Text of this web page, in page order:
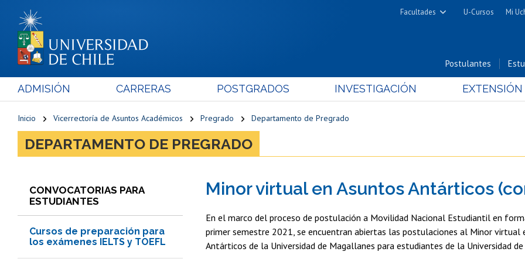
Facultades
Cs. Físicas y Matemáticas
Cs. Químicas y Farmacéuticas
Estudios Avanzados en Educación
Alimentos
U-Cursos Mi
Postulantes
ADMISIÓN CARRERAS POSTGRADOS INVESTIGACIÓN EXTENSIÓN
Inicio Vicerrectoría de Asuntos Académicos Pregrado Departamento de Pregrado
DEPARTAMENTO DE PREGRADO
CONVOCATORIAS PARA
ESTUDIANTES
Cursos de preparación para
los exámenes IELTS y TOEFL
Minor virtual en Asuntos Antárticos
En el marco del proceso de postulación a Movilidad Nacional Estudiantil en
primer semestre 2021, se encuentran abiertas las postulaciones al Minor virtual
Antárticos de la Universidad de Magallanes para estudiantes de la Universidad de